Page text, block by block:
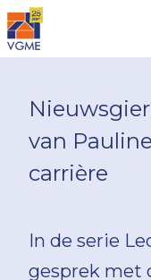
van
carrière
In de serie
gesprek met